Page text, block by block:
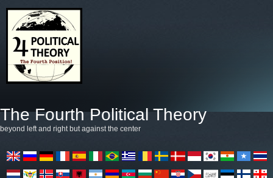
The Fourth Political Theory
beyond left and right but against the center